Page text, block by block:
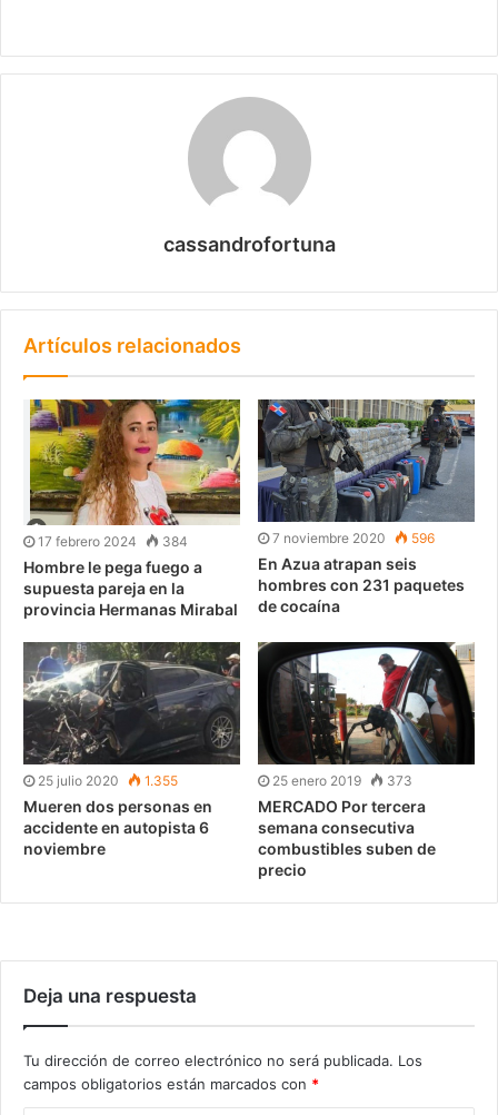
cassandrofortuna
Artículos relacionados
17 febrero 2024 384
Hombre le pega fuego a
supuesta pareja en la
provincia Hermanas Mirabal
7 noviembre 2020 596
En Azua atrapan seis
hombres con 231 paquetes
de cocaína
25 julio 2020 1.355
Mueren dos personas en
accidente en autopista 6
noviembre
25 enero 2019 373
MERCADO Por tercera
semana consecutiva
combustibles suben de
precio
Deja una respuesta
Tu dirección de correo electrónico no será publicada. Los
campos obligatorios están marcados con *